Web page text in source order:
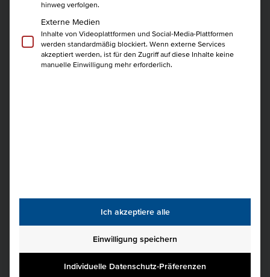
Berufsportfolio
Aktuelle Position:
Top-Fähigkeiten:
Management, Konfliktmoderation, Moderation,
Digitalisierung und Projektmanagement
hinweg verfolgen.
Externe Medien
Inhalte von Videoplattformen und Social-Media-Plattformen
werden standardmäßig blockiert. Wenn externe Services
akzeptiert werden, ist für den Zugriff auf diese Inhalte keine
manuelle Einwilligung mehr erforderlich.
Ich akzeptiere alle
Einwilligung speichern
Individuelle Datenschutz-Präferenzen